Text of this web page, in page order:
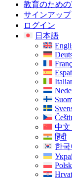
教育のための
サインアップ
ログイン
日本語
中文
हिंदी
한국